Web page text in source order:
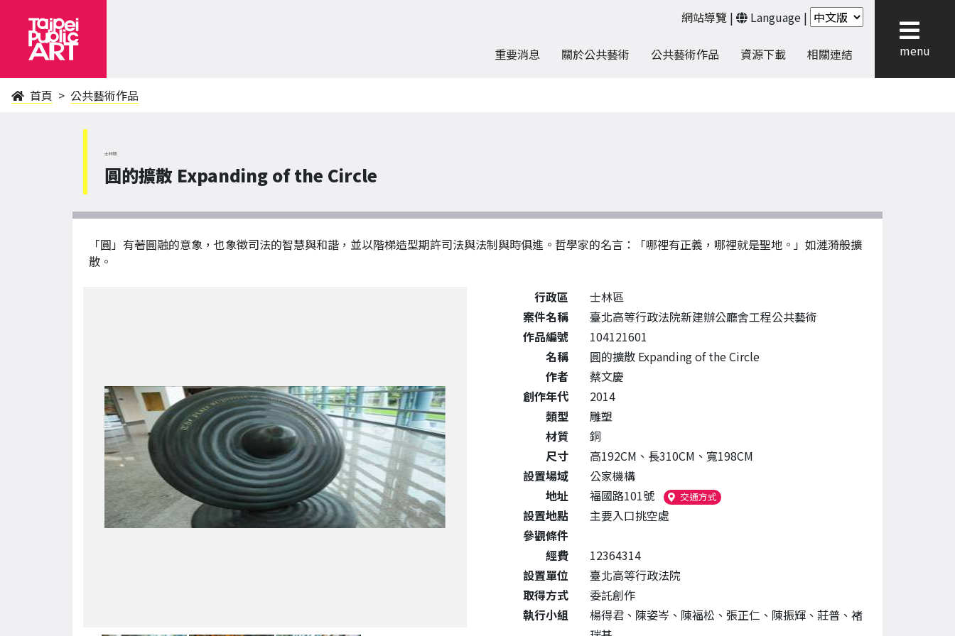
網站導覽 | Language |
重要消息 關於公共藝術 公共藝術作品 資源下載 相關連結 menu
首頁 公共藝術作品
士林區
圓的擴散 Expanding of the Circle
「圓」有著圓融的意象，也象徵司法的智慧與和諧，並以階梯造型期許司法與法制與時俱進。哲學家的名言：「哪裡有正義，哪裡就是聖地。」如漣漪般擴
散。
公共藝術作品詳細資料
行政區
士林區
案件名稱
臺北高等行政法院新建辦公廳舍工程公共藝術
作品編號
104121601
名稱
圓的擴散 Expanding of the Circle
作者
蔡文慶
創作年代
2014
類型
雕塑
材質
銅
尺寸
高192CM、長310CM、寬198CM
設置場域
公家機構
地址
福國路101號 交通方式（另開新視窗）
設置地點
主要入口挑空處
參觀條件
經費
12364314
設置單位
臺北高等行政法院
取得方式
委託創作
執行小組
楊得君、陳姿岑、陳福松、張正仁、陳振輝、莊普、褚